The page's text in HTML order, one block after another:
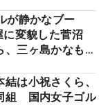
が静かなブー
変貌した菅沼
三ヶ島かなも使
ギア”】
は小祝さくら、
組 国内女子ゴル